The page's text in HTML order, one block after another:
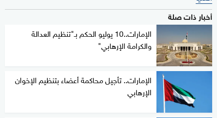
أخبار ذات صلة
الإمارات..10 يوليو الحكم بـ"تنظيم العدالة
والكرامة الإرهابي"
الإمارات.. تأجيل محاكمة أعضاء بتنظيم الإخوان
الإرهابي